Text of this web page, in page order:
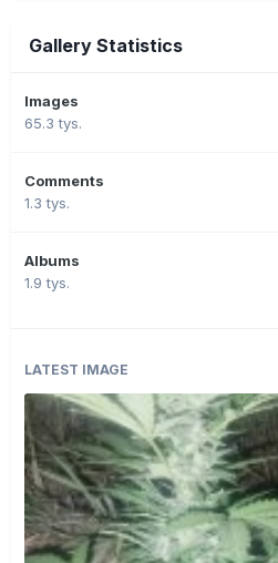
Gallery Statistics
Images
65.3 tys.
Comments
1.3 tys.
Albums
1.9 tys.
LATEST IMAGE